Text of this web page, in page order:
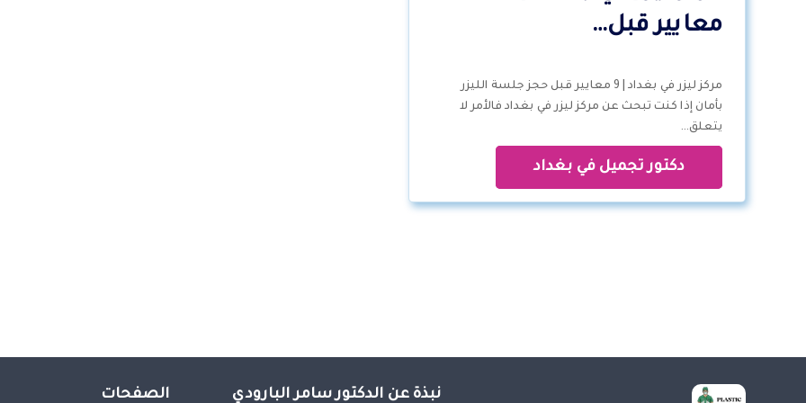
معايير قبل…
مركز ليزر في بغداد | 9 معايير قبل حجز جلسة الليزر
بأمان إذا كنت تبحث عن مركز ليزر في بغداد فالأمر لا
يتعلق…
دكتور تجميل في بغداد
نبذة عن الدكتور سامر البارودي الصفحات